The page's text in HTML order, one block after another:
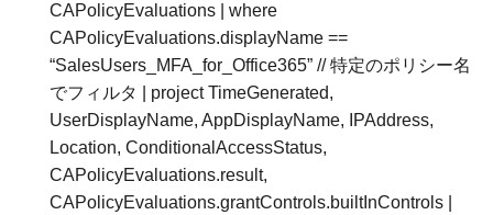
CAPolicyEvaluations
where
CAPolicyEvaluations.displayName ==
“SalesUsers_MFA_for_Office365” // 特定のポリシー名
でフィルタ
project TimeGenerated,
UserDisplayName, AppDisplayName, IPAddress,
Location, ConditionalAccessStatus,
CAPolicyEvaluations.result,
CAPolicyEvaluations.grantControls.builtInControls